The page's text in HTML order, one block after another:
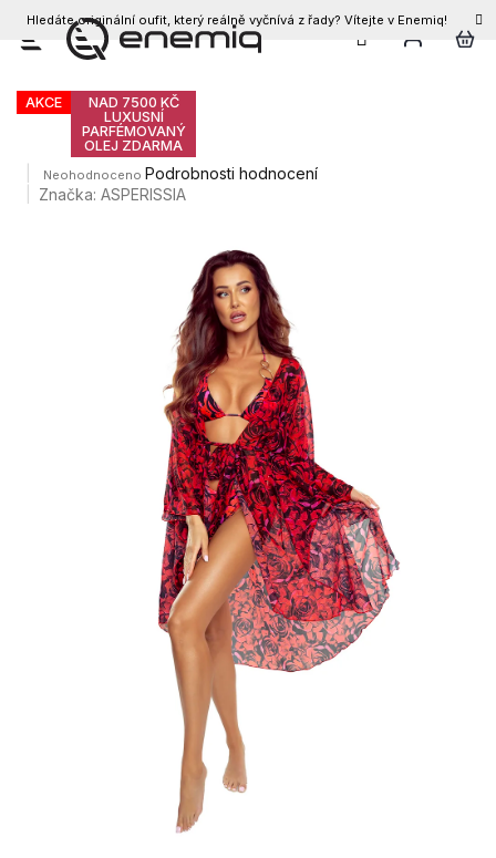
Přejít
Hledáte originální oufit, který reálně vyčnívá z řady? Vítejte v Enemiq!
CZK
Dámské kimono LASCAIA
AKCE
NAD 7500 KČ
LUXUSNÍ
PARFÉMOVANÝ
OLEJ ZDARMA
Průměrné
hodnocení
Neohodnoceno Podrobnosti hodnocení
Značka:ASPERISSIA